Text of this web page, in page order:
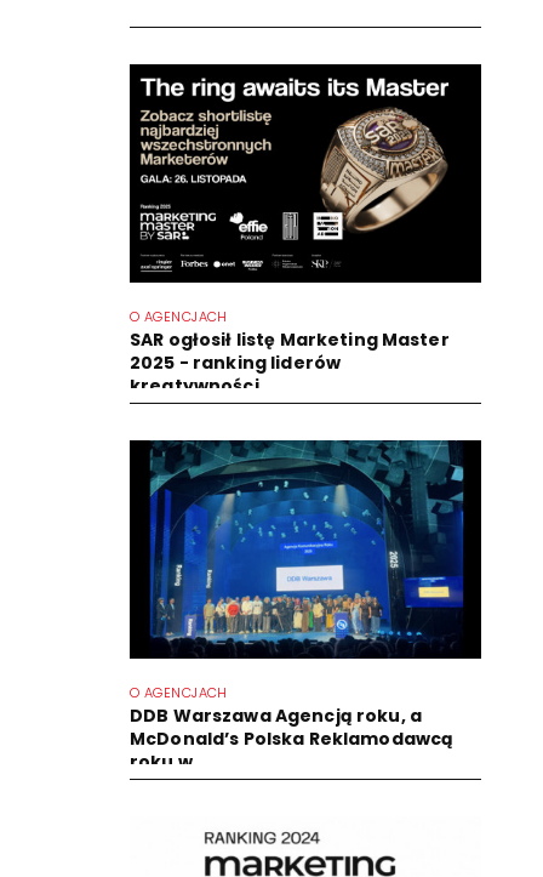
O AGENCJACH
SAR ogłosił listę Marketing Master
2025 - ranking liderów
kreatywności...
O AGENCJACH
DDB Warszawa Agencją roku, a
McDonald’s Polska Reklamodawcą
roku w...